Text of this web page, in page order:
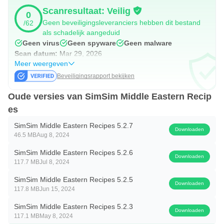
Breng met gemak de smaken van de Arabische keuken
naar uw keuken. Download SimSim nu en begin thuis met
het bereiden van heerlijke Arabische maaltijden!
En vergeet niet SimSim te bekijken op Facebook en
Instagram!
We hopen dat je het leuk vindt om te koken met SimSim.
Als u vragen of opmerkingen heeft, kunt u contact met ons
opnemen viainfo@simsimrecipes.com
0
/62
Scanresultaat: Veilig
Geen beveiligingsleveranciers hebben dit bestand
als schadelijk aangeduid
Geen virus
Geen spyware
Geen malware
Scan datum: Mar 29, 2026
Meer weergeven
Beveiligingsrapport bekijken
Oude versies van SimSim Middle Eastern Recip
es
SimSim Middle Eastern Recipes 5.2.7
46.5 MBAug 8, 2024
Downloaden
SimSim Middle Eastern Recipes 5.2.6
117.7 MBJul 8, 2024
Downloaden
SimSim Middle Eastern Recipes 5.2.5
117.8 MBJun 15, 2024
Downloaden
SimSim Middle Eastern Recipes 5.2.3
117.1 MBMay 8, 2024
Downloaden